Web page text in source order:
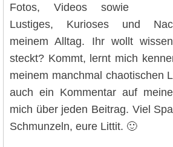
Fotos, Videos sowie
Lustiges, Kurioses und
meinem Alltag. Ihr wollt
steckt? Kommt, lernt mich
meinem manchmal chaotischen
auch ein Kommentar auf
mich über jeden Beitrag. Viel
Schmunzeln, eure Littit. 🙂